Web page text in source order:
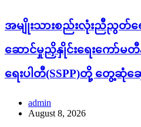
အမျိုးသားစည်းလုံးညီညွတ်ရေး
ဆောင်မှုညှိနှိုင်းရေးကော်မ
ရေးပါတီ(SSPP)တို့ တွေ့ဆုံဆွ
admin
August 8, 2026